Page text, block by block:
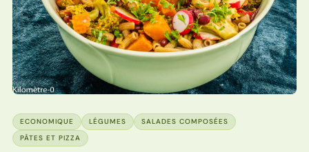
ECONOMIQUE LÉGUMES
SALADES COMPOSÉES
PÂTES ET PIZZA